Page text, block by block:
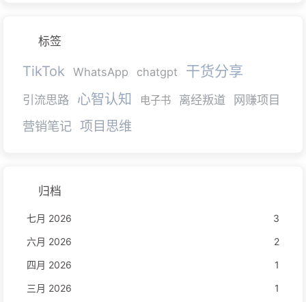
标签
TikTok WhatsApp chatgpt 干货分享
引流思路 心智认知 电子书 离经叛道 网赚项目
营销笔记 项目思维
归档
七月 2026
3
六月 2026
2
四月 2026
1
三月 2026
1